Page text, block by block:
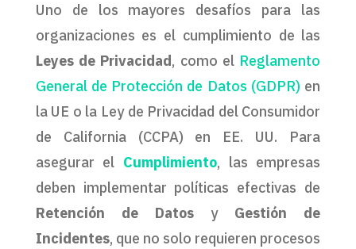
Uno de los mayores desafíos para las
organizaciones es el cumplimiento de las
Leyes de Privacidad, como el Reglamento
General de Protección de Datos (GDPR) en
la UE o la Ley de Privacidad del Consumidor
de California (CCPA) en EE. UU. Para
asegurar el Cumplimiento, las empresas
deben implementar políticas efectivas de
Retención de Datosy Gestión de
Incidentes, que no solo requieren procesos